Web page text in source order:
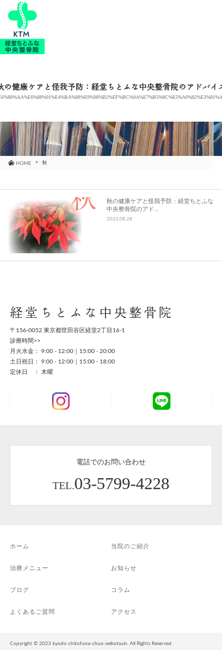
の健康ケアと怪我予防：経堂ちとふな中央整骨院のアドバイ
HOME 秋
秋の健康ケアと怪我予防：経堂ちとふな
中央整骨院のアド…
2023.08.28
経堂ちとふな中央整骨院
〒156-0052 東京都世田谷区経堂2丁目16-1
診療時間>>
月火水金： 9:00 - 12:00｜15:00 - 20:00
土日祝日： 9:00 - 12:00｜15:00 - 18:00
定休日 ： 木曜
電話でのお問い合わせ
TEL.03-5799-4228
ホーム 当院のご紹介
治療メニュー お知らせ
ブログ コラム
よくあるご質問 アクセス
Copyright © 2023 kyodo-chitofuna-chuo-seikotsuin. All Rights Reserved.
お知らせ
ブログ
コラム
アクセス